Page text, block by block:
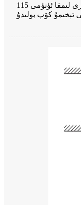
يۇقىرى لىمفا ئۈنۈمى 115lm / w بولۇپ ، ئىشخانىغا ماس